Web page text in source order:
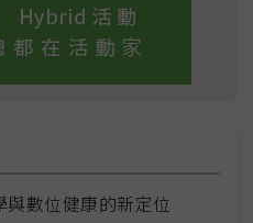
數位健康的新定位